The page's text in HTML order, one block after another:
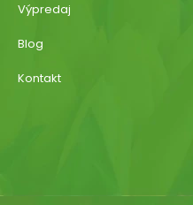
Výpredaj
Blog
Kontakt